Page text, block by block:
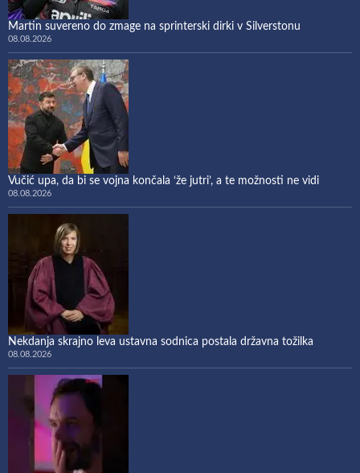
Martin suvereno do zmage na sprinterski dirki v Silverstonu
08.08.2026
Vučić upa, da bi se vojna končala ‘že jutri’, a te možnosti ne vidi
08.08.2026
Nekdanja skrajno leva ustavna sodnica postala državna tožilka
08.08.2026